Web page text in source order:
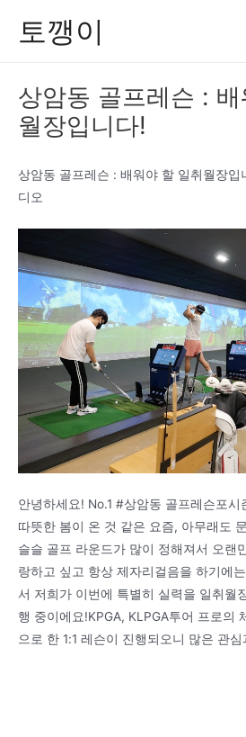
토깽이
상암동 골프레슨 :
월장입니다!
상암동 골프레슨 : 배워야 할 일취월장입
디오
안녕하세요! No.1 #상암동 골프레슨포
따뜻한 봄이 온 것 같은 요즘, 아무래도
슬슬 골프 라운드가 많이 정해져서 오랜
랑하고 싶고 항상 제자리걸음을 하기에
서 저희가 이번에 특별히 실력을 일취월
행 중이에요!KPGA, KLPGA투어 프로의
으로 한 1:1 레슨이 진행되오니 많은 관